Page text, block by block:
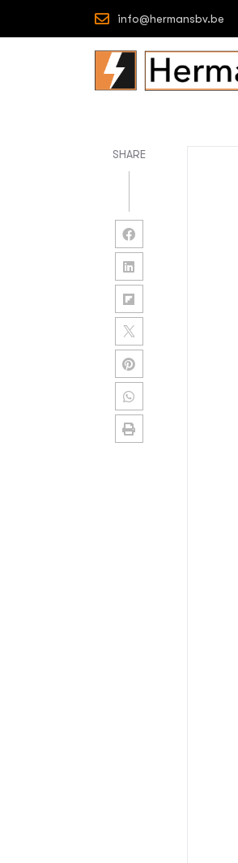
info@hermansbv.be
SHARE